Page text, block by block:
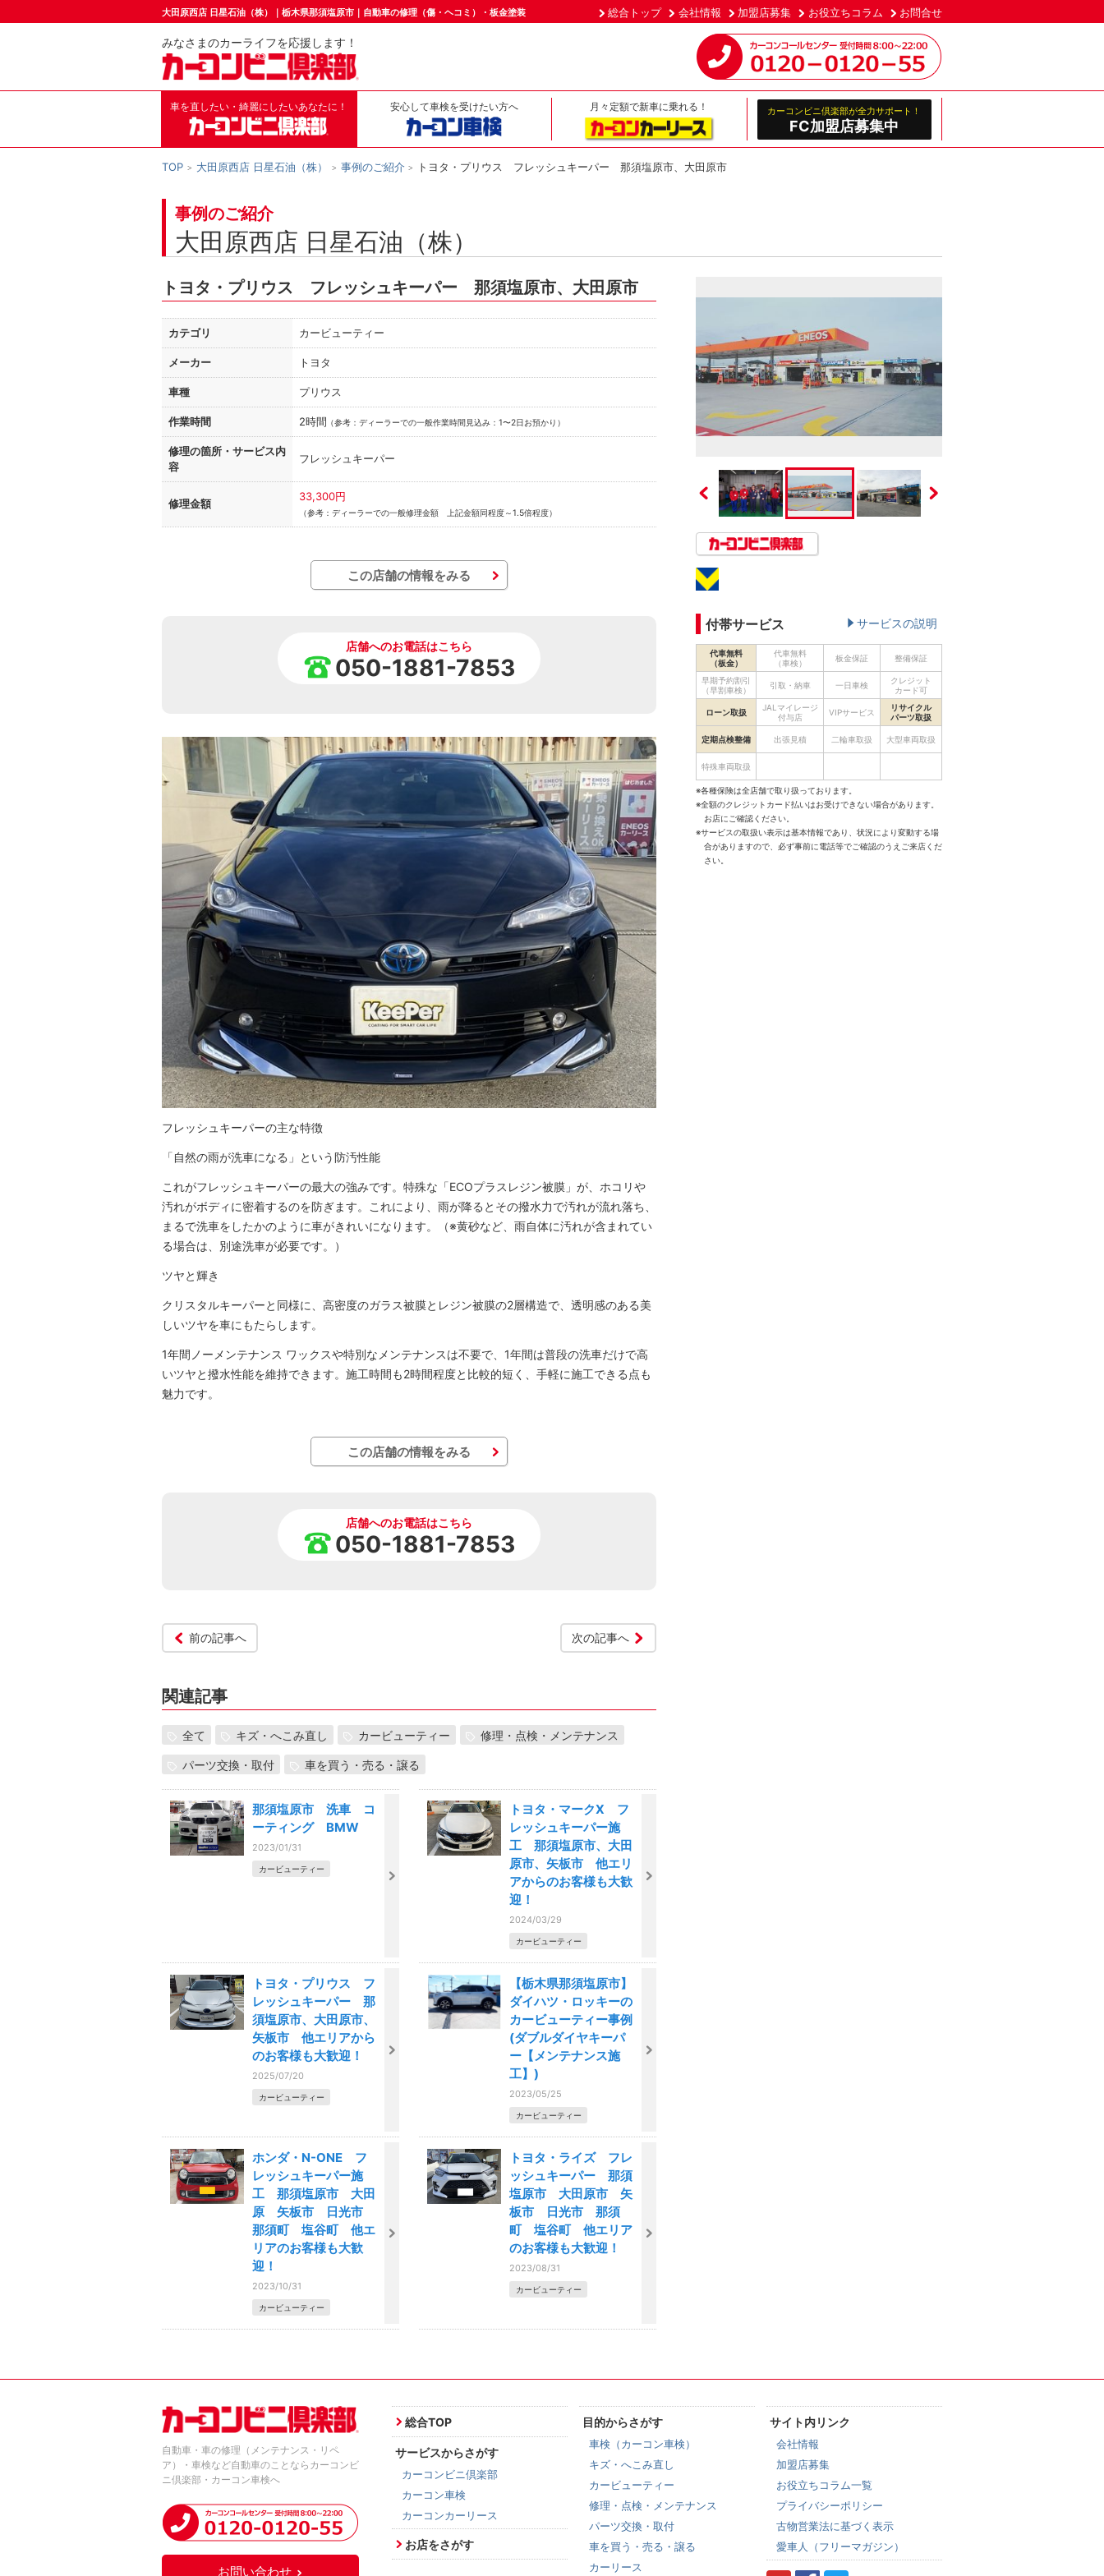
大田原西店 日星石油（株）｜栃木県那須塩原市｜自動車の修理（傷・ヘコミ）・板金塗装 総合トップ 会社情報 加盟店募集 お役立ちコラム お問合せ
みなさまのカーライフを応援します！
車を直したい・綺麗にしたいあなたに！ 安心して車検を受けたい方へ 月々定額で新車に乗れる！ カーコンビニ倶楽部が全力サポート！
FC加盟店募集中
TOP 大田原西店 日星石油（株） 事例のご紹介 トヨタ・プリウス フレッシュキーパー 那須塩原市、大田原市
事例のご紹介
大田原西店 日星石油（株）
トヨタ・プリウス フレッシュキーパー 那須塩原市、大田原市
カテゴリ カービューティー
メーカー トヨタ
車種 プリウス
作業時間 2時間 （参考：ディーラーでの一般作業時間見込み：1〜2日お預かり）
修理の箇所・ サービス内
容
フレッシュキーパー
修理金額
33,300円
（参考：ディーラーでの一般修理金額 上記金額同程度～1.5倍程度）
この店舗の情報をみる
店舗へのお電話はこちら
050-1881-7853
フレッシュキーパーの主な特徴
「自然の雨が洗車になる」という防汚性能
これがフレッシュキーパーの最大の強みです。特殊な「ECOプラスレジン被膜」が、ホコリや
汚れがボディに密着するのを防ぎます。これにより、雨が降るとその撥水力で汚れが流れ落ち、
まるで洗車をしたかのように車がきれいになります。（※黄砂など、雨自体に汚れが含まれてい
る場合は、別途洗車が必要です。）
ツヤと輝き
クリスタルキーパーと同様に、高密度のガラス被膜とレジン被膜の2層構造で、透明感のある美
しいツヤを車にもたらします。
1年間ノーメンテナンス ワックスや特別なメンテナンスは不要で、1年間は普段の洗車だけで高
いツヤと撥水性能を維持できます。施工時間も2時間程度と比較的短く、手軽に施工できる点も
魅力です。
この店舗の情報をみる
店舗へのお電話はこちら
050-1881-7853
前の記事へ 次の記事へ
関連記事
全て キズ・へこみ直し カービューティー 修理・点検・メンテナンス
パーツ交換・取付 車を買う・売る・譲る
那須塩原市 洗車 コ
ーティング BMW
2023/01/31
カービューティー
トヨタ・マークX フ
レッシュキーパー施
工 那須塩原市、大田
原市、矢板市 他エリ
アからのお客様も大歓
迎！
2024/03/29
カービューティー
トヨタ・プリウス フ
レッシュキーパー 那
須塩原市、大田原市、
矢板市 他エリアから
のお客様も大歓迎！
2025/07/20
カービューティー
【栃木県那須塩原市】
ダイハツ・ロッキーの
カービューティー事例
(ダブルダイヤキーパ
ー【メンテナンス施
工】)
2023/05/25
カービューティー
ホンダ・N-ONE フ
レッシュキーパー施
工 那須塩原市 大田
原 矢板市 日光市
那須町 塩谷町 他エ
リアのお客様も大歓
迎！
2023/10/31
カービューティー
トヨタ・ライズ フレ
ッシュキーパー 那須
塩原市 大田原市 矢
板市 日光市 那須
町 塩谷町 他エリア
のお客様も大歓迎！
2023/08/31
カービューティー
付帯サービス サービスの説明
代車無料
（板金）
代車無料
（車検）
板金保証 整備保証
早期予約割引
（早割車検）
引取・納車 一日車検
クレジット
カード可
ローン取扱
JALマイレージ
付与店
VIPサービス
リサイクル
パーツ取扱
定期点検整備 出張見積 二輪車取扱 大型車両取扱
特殊車両取扱
※各種保険は全店舗で取り扱っております。
※全額のクレジットカード払いはお受けできない場合があります。
お店にご確認ください。
※サービスの取扱い表示は基本情報であり、状況により変動する場
合がありますので、必ず事前に電話等でご確認のうえご来店くだ
さい。
自動車・車の修理（メンテナンス・リペ
ア）・車検など自動車のことならカーコンビ
ニ倶楽部・カーコン車検へ
お問い合わせ
総合TOP
サービスからさがす
カーコンビニ倶楽部
カーコン車検
カーコンカーリース
お店をさがす
目的からさがす
車検（カーコン車検）
キズ・へこみ直し
カービューティー
修理・点検・メンテナンス
パーツ交換・取付
車を買う・売る・譲る
カーリース
サイト内リンク
会社情報
加盟店募集
お役立ちコラム一覧
プライバシーポリシー
古物営業法に基づく表示
愛車人（フリーマガジン）